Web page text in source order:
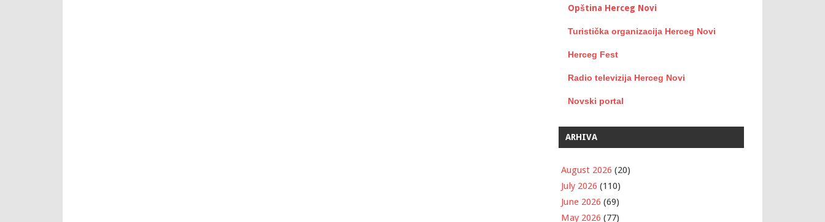
Opština Herceg Novi
Turistička organizacija Herceg Novi
Herceg Fest
Radio televizija Herceg Novi
Novski portal
ARHIVA
August 2026 (20)
July 2026 (110)
June 2026 (69)
May 2026 (77)